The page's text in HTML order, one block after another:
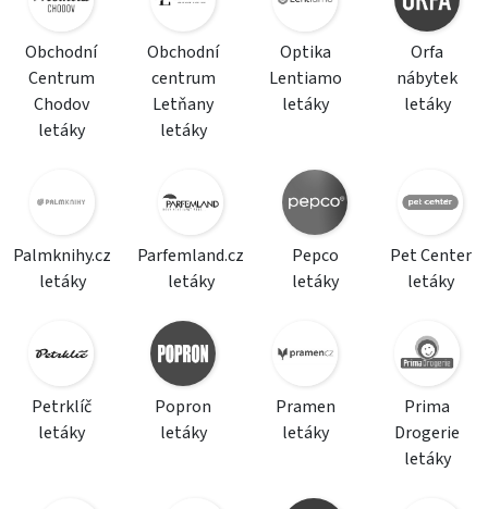
Obchodní
Centrum
Chodov
letáky
Obchodní
centrum
Letňany
letáky
Optika
Lentiamo
letáky
Orfa
nábytek
letáky
Palmknihy.cz
letáky
Parfemland.cz
letáky
Pepco
letáky
Pet Center
letáky
Petrklíč
letáky
Popron
letáky
Pramen
letáky
Prima
Drogerie
letáky